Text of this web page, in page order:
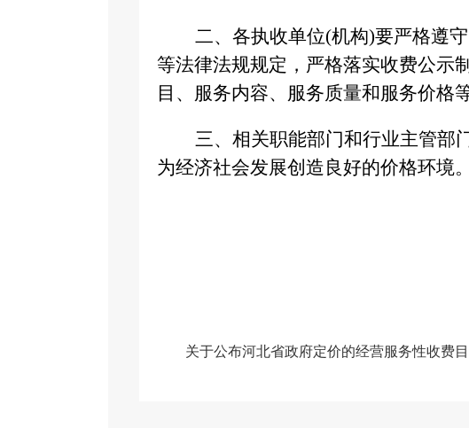
二、各执收单位(机构)要严格遵
等法律法规规定，严格落实收费公示
目、服务内容、服务质量和服务价格等
三、相关职能部门和行业主管部
为经济社会发展创造良好的价格环境。
关于公布河北省政府定价的经营服务性收费